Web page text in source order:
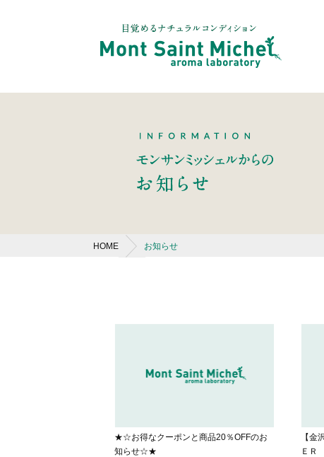
HOME お知らせ
★☆お得なクーポンと商品20％OFFのお
知らせ☆★
【金
ＥＲ